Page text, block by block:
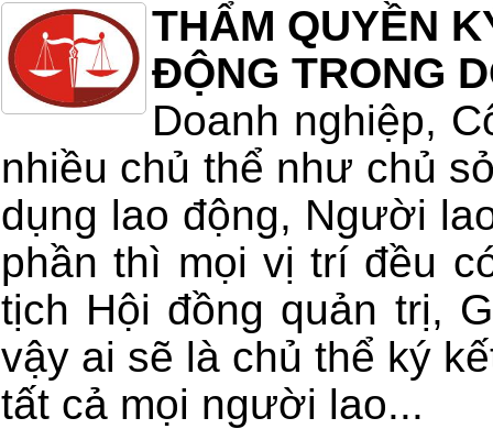
THẨM QUYỀN
ĐỘNG TRONG
Doanh nghiệp,
nhiều chủ thể như chủ
dụng lao động, Người
phần thì mọi vị trí đều
tịch Hội đồng quản trị,
vậy ai sẽ là chủ thể ký
tất cả mọi người lao...